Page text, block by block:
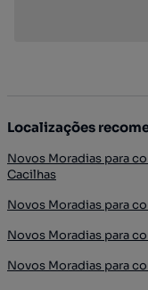
Localizações
Novos Moradias para
Cacilhas
Novos Moradias para
Novos Moradias para
Novos Moradias para